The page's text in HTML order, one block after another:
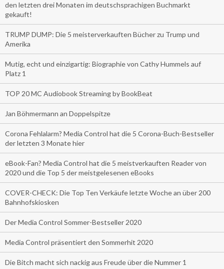
den letzten drei Monaten im deutschsprachigen Buchmarkt
gekauft!
TRUMP DUMP: Die 5 meisterverkauften Bücher zu Trump und
Amerika
Mutig, echt und einzigartig: Biographie von Cathy Hummels auf
Platz 1
TOP 20 MC Audiobook Streaming by BookBeat
Jan Böhmermann an Doppelspitze
Corona Fehlalarm? Media Control hat die 5 Corona-Buch-Bestseller
der letzten 3 Monate hier
eBook-Fan? Media Control hat die 5 meistverkauften Reader von
2020 und die Top 5 der meistgelesenen eBooks
COVER-CHECK: Die Top Ten Verkäufe letzte Woche an über 200
Bahnhofskiosken
Der Media Control Sommer-Bestseller 2020
Media Control präsentiert den Sommerhit 2020
Die Bitch macht sich nackig aus Freude über die Nummer 1